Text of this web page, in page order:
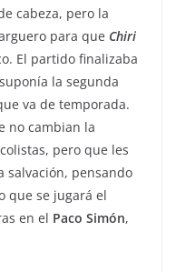
cabeza, pero la
para que Chiri
El partido finalizaba
la segunda
va de temporada.
no cambian la
pero que les
salvación, pensando
que se jugará el
en el Paco Simón,